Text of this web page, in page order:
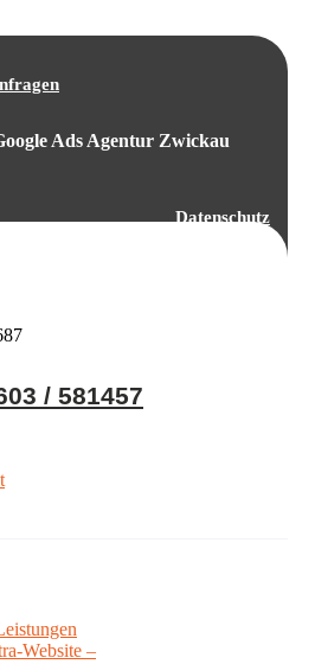
Ads Agentur Zwickau
Datenschutz
/ 581457
Website –